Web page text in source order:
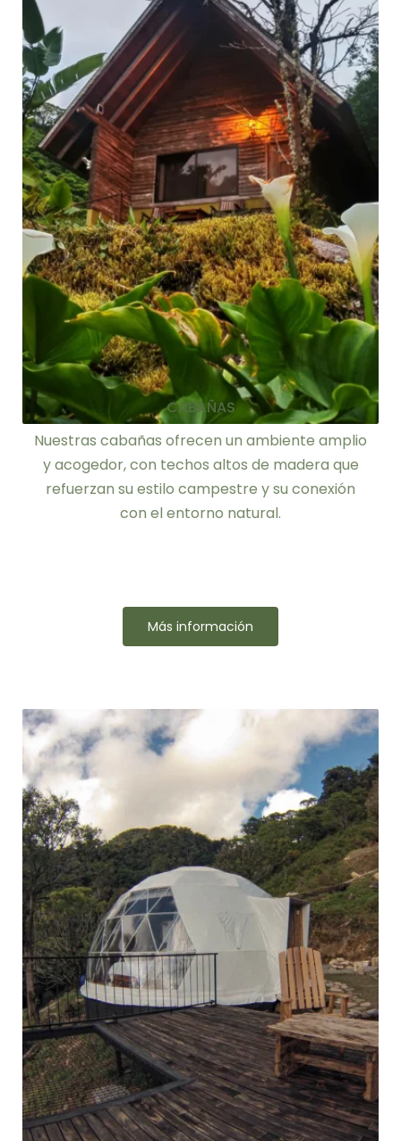
CABAÑAS
Nuestras cabañas ofrecen un ambiente amplio
y acogedor, con techos altos de madera que
refuerzan su estilo campestre y su conexión
con el entorno natural.
Más información